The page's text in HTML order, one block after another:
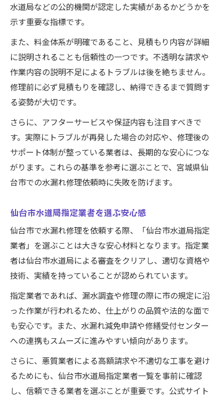
水道局などの公的機関が認定した実績があるかどうかを
示す重要な指標です。
また、料金体系が明確であること、見積もり内容が詳細
に説明されることも信頼性の一つです。不透明な請求や
作業内容の説明不足によるトラブルは後を絶ちません。
修理前に必ず見積もりを確認し、納得できるまで質問す
る姿勢が大切です。
さらに、アフターサービスや保証内容も注目すべきで
す。実際にトラブルが再発した場合の対応や、修理後の
サポート体制が整っている業者は、長期的な安心につな
がります。これらの基準を参考に選ぶことで、宮城県仙
台市での水漏れ修理依頼時に失敗を防げます。
仙台市水道局指定業者を選ぶ安心感
仙台市で水漏れ修理を依頼する際、「仙台市水道局指定
業者」を選ぶことは大きな安心材料となります。指定業
者は仙台市水道局による審査をクリアし、適切な資格や
技術、実績を持っていることが認められています。
指定業者であれば、漏水調査や修理の際に市の規定に沿
った作業が行われるため、仕上がりの品質や法的な面で
も安心です。また、水漏れ減免申請や修繕受付センター
への連携もスムーズに進みやすい傾向があります。
さらに、悪質業者による高額請求や不適切な工事を避け
るためにも、仙台市水道局指定業者一覧を事前に確認
し、信頼できる業者を選ぶことが重要です。公式サイト